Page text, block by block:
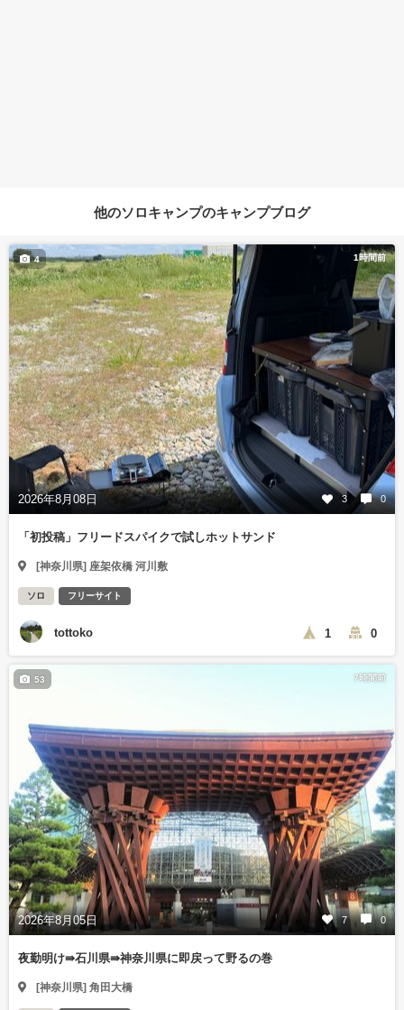
他のソロキャンプのキャンプブログ
1時間前
2026年8月08日 3 0
4
「初投稿」フリードスパイクで試しホットサンド
[神奈川県] 座架依橋 河川敷
ソロ フリーサイト
tottoko 1 0
7時間前
2026年8月05日 7 0
53
夜勤明け⇛石川県⇛神奈川県に即戻って野るの巻
[神奈川県] 角田大橋